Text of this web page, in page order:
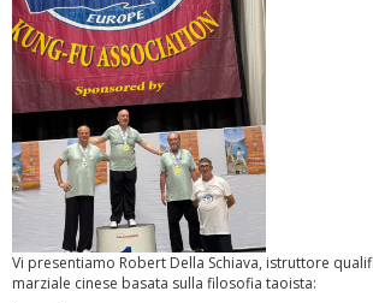
Ddl Lobby, Uisp: “Il Parlamento valorizzi le
Vi presentiamo Robert Della Schiava, istruttore
marziale cinese basata sulla filosofia taoista: